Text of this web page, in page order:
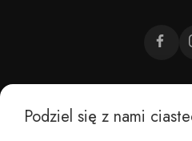
CZEMU BAREFOOT?
Podziel się z nami